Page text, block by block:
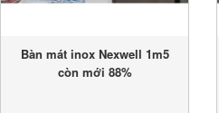
Bàn mát inox Nexwell 1m5
còn mới 88%